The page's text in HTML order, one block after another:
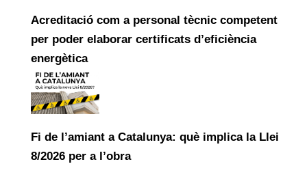
Acreditació com a personal tècnic competent
per poder elaborar certificats d’eficiència
energètica
Fi de l’amiant a Catalunya: què implica la Llei
8/2026 per a l’obra